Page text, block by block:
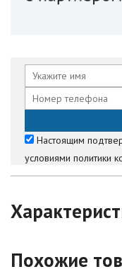
Настоящим
условиями политики
Похожие